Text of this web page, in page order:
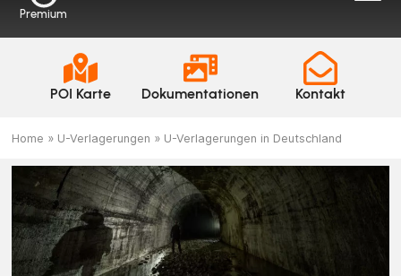
Premium
POI Karte Dokumentationen Kontakt
Home » U-Verlagerungen » U-Verlagerungen in Deutschland